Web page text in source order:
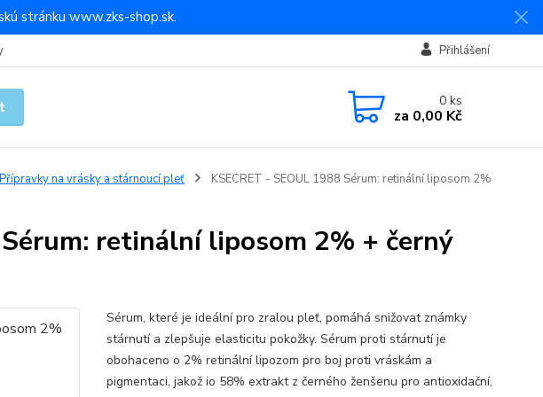
stránku www.zks-shop.sk.
Přihlášení
0ks
za 0,00 Kč
Přípravky na vrásky a stárnoucí pleť
KSECRET - SEOUL 1988 Sérum: retinální liposom 2%
retinální liposom 2% + černý
Sérum, které je ideální pro zralou pleť, pomáhá snižovat známky
stárnutí a zlepšuje elasticitu pokožky. Sérum proti stárnutí je
obohaceno o 2% retinální lipozom pro boj proti vráskám a
pigmentaci, jakož io 58% extrakt z černého ženšenu pro antioxidační,